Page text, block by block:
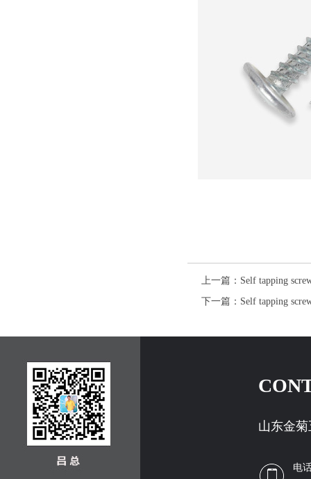
上一篇： Self tapping
下一篇： Self tapping
山东金
电